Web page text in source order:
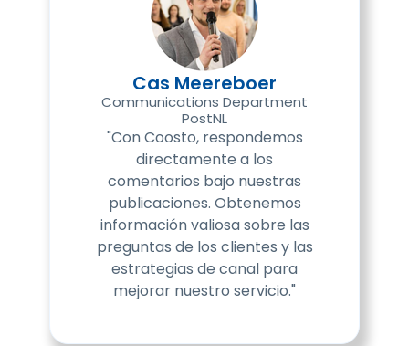
Cas Meereboer
Communications Department
PostNL
"Con Coosto, respondemos
directamente a los
comentarios bajo nuestras
publicaciones. Obtenemos
información valiosa sobre las
preguntas de los clientes y las
estrategias de canal para
mejorar nuestro servicio."